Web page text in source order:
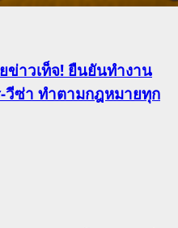
ข่าวเท็จ! ยืนยันทำงาน
วีซ่า ทำตามกฎหมายทุก